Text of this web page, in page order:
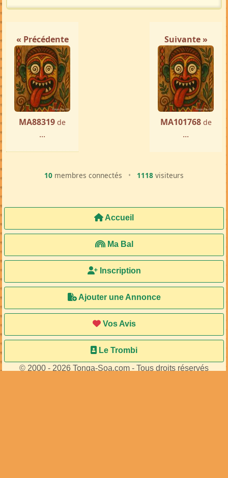
« Précédente
MA88319 de
...
Suivante »
MA101768 de
...
10 membres connectés • 1118 visiteurs
Accueil
Ma Bal
Inscription
Ajouter une Annonce
Vos Avis
Le Trombi
© 2000 - 2026 Tonga-Soa.com - Tous droits réservés